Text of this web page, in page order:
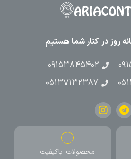
۰۹۱۵۳۸۴۵۴۰۲
۰۵۱۳۷۱۳۲۳۸۷
محصولات باکیفیت